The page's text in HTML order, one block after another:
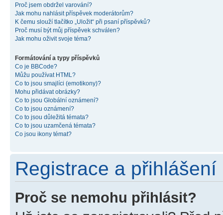
Proč jsem obdržel varování?
Jak mohu nahlásit příspěvek moderátorům?
K čemu slouží tlačítko „Uložit“ při psaní příspěvků?
Proč musí být můj příspěvek schválen?
Jak mohu oživit svoje téma?
Formátování a typy příspěvků
Co je BBCode?
Můžu používat HTML?
Co to jsou smajlíci (emotikony)?
Mohu přidávat obrázky?
Co to jsou Globální oznámení?
Co to jsou oznámení?
Co to jsou důležitá témata?
Co to jsou uzamčená témata?
Co jsou ikony témat?
Registrace a přihlášení
Proč se nemohu přihlásit?